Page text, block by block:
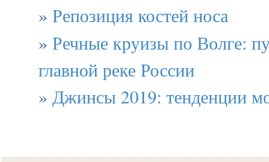
» Репозиция костей носа
» Речные круизы по Волге:
главной реке России
» Джинсы 2019: тенденции